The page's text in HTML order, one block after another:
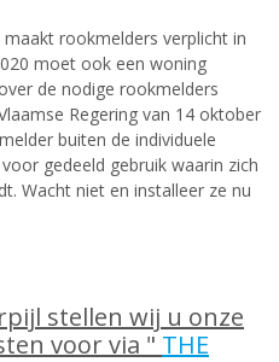
rookmelders verplicht in
moet ook een woning
de nodige rookmelders
Regering van 14 oktober
buiten de individuele
gedeeld gebruik waarin zich
Wacht niet en installeer ze nu
stellen wij u onze
voor via " THE